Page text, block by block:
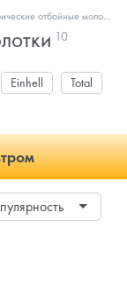
отбойные молотки
10
Einhell
Total